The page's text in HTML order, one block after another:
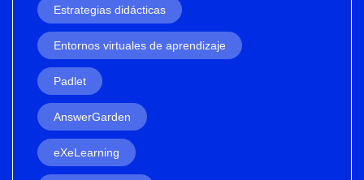
Estrategias didácticas
Entornos virtuales de aprendizaje
Padlet
AnswerGarden
eXeLearning